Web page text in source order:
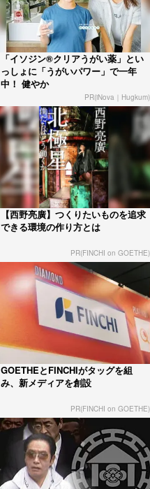
「イソジン®クリアうがい薬」とい
っしょに「うがいパワー」で一年
中！ 健やか
PR(iNova｜Hugkum)
【西野亮廣】つくりたいものを追求
できる環境の作り方とは
PR(FINCHI on GOETHE)
GOETHEとFINCHIがタッグを組
み、新メディアを創設
PR(FINCHI on GOETHE)